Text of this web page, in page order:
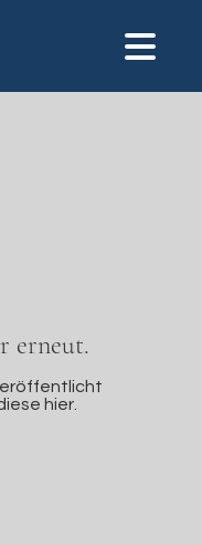
erneut.
hier.